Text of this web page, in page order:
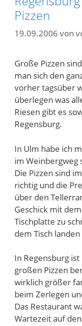
Pizzen
19.09.2006 von
Große Pizzen
man sich den
vorher tagsüber
überlegen was
Riesen gibt es
Regensburg.
In Ulm habe ich
im Weinbergweg
Die Pizzen sind
richtig und die
über den
Geschick mit
Tischplatte zu
dem Tisch landen
In Regensburg ist
großen Pizzen
wirklich größer
beim Zerlegen
Das Restaurant
Wartezeit auf